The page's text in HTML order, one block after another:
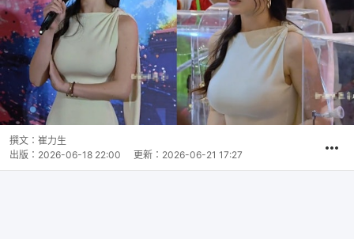
撰文： 崔力生
出版： 2026-06-18 22:00 更新： 2026-06-21 17:27